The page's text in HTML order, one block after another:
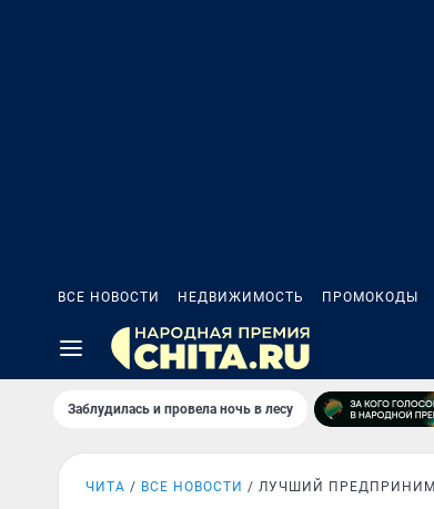
ВСЕ НОВОСТИ НЕДВИЖИМОСТЬ ПРОМОКОДЫ
Заблудилась и провела ночь в лесу
ЧИТА ВСЕ НОВОСТИ ЛУЧШИЙ